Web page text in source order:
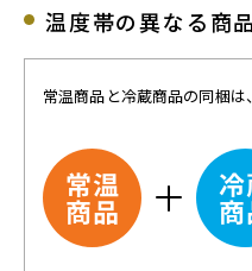
温度帯の異なる商
常温商品と冷蔵商品の同梱は